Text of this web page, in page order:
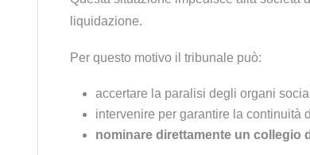
liquidazione.
Per questo motivo il tribunale può:
accertare la paralisi degli organi
intervenire per garantire la continuità
nominare direttamente un collegio